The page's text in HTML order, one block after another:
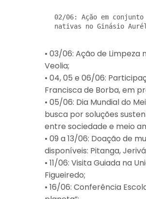
02/06: Ação em
nativas no Ginásio
• 03/06: Ação de
Veolia;
• 04, 05 e 06/06:
Francisca de Borba, em
• 05/06: Dia Mundial do
busca por soluções
entre sociedade e meio
• 09 a 13/06: Doação de
disponíveis: Pitanga,
• 11/06: Visita Guiada na
Figueiredo;
• 16/06: Conferência